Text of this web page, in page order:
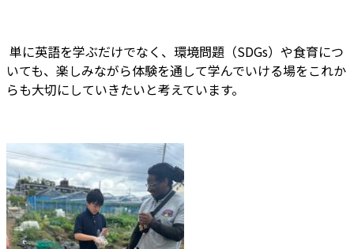
単に英語を学ぶだけでなく、環境問題（SDGs）や食育につ
いても、楽しみながら体験を通して学んでいける場をこれか
らも大切にしていきたいと考えています。